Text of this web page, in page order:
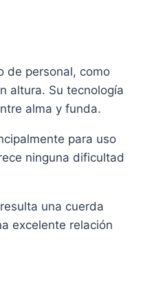
de personal, como
altura. Su tecnología
alma y funda.
para uso
ninguna dificultad
una cuerda
excelente relación